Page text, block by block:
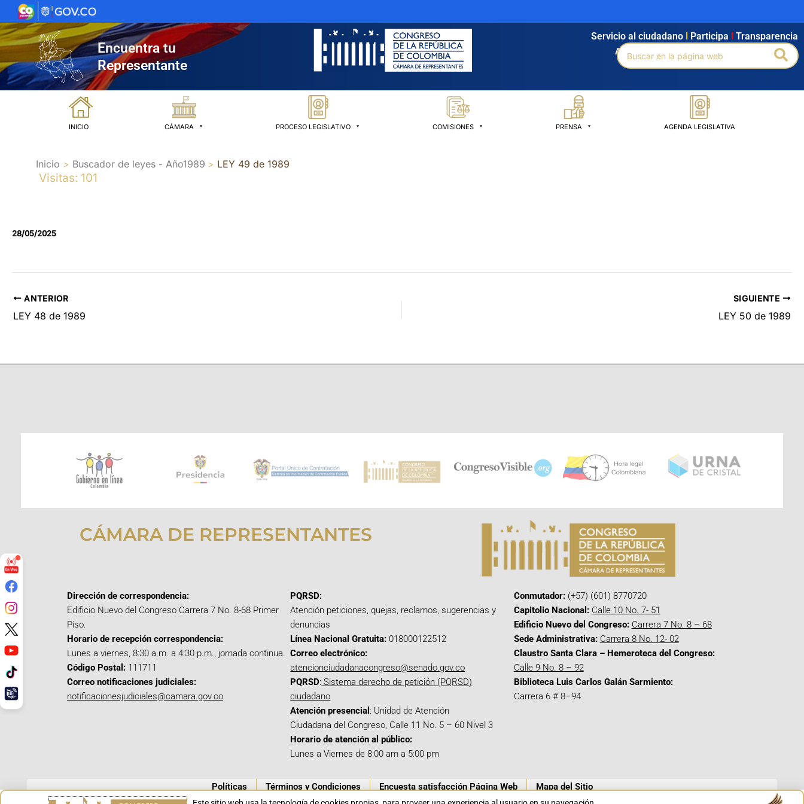
al
contenido
Encuentra tu
Representante
Agendamiento Intranet Búsqueda avanzada
Servicio al ciudadano Participa Transparencia
Buscar
por:
INICIO CÁMARA PROCESO LEGISLATIVO COMISIONES PRENSA AGENDA LEGISLATIVA
Inicio Buscador de leyes - Año1989 LEY 49 de 1989
Visitas: 101
28/05/2025
ANTERIOR
LEY 48 de 1989
SIGUIENTE
LEY 50 de 1989
CÁMARA DE REPRESENTANTES
Dirección de correspondencia:
Edificio Nuevo del Congreso Carrera 7 No. 8-68 Primer
Piso.
Horario de recepción correspondencia:
Lunes a viernes, 8:30 a.m. a 4:30 p.m., jornada continua.
Código Postal: 111711
Correo notificaciones judiciales:
notificacionesjudiciales@camara.gov.co
PQRSD:
Atención peticiones, quejas, reclamos, sugerencias y
denuncias
Línea Nacional Gratuita: 018000122512
Correo electrónico:
atencionciudadanacongreso@senado.gov.co
PQRSD: Sistema derecho de petición (PQRSD)
ciudadano
Atención presencial : Unidad de Atención
Ciudadana del Congreso, Calle 11 No. 5 – 60 Nivel 3
Horario de atención al público:
Lunes a Viernes de 8:00 am a 5:00 pm
Conmutador:(+57) (601) 8770720
Capitolio Nacional: Calle 10 No. 7- 51
Edificio Nuevo del Congreso: Carrera 7 No. 8 – 68
Sede Administrativa: Carrera 8 No. 12- 02
Claustro Santa Clara – Hemeroteca del Congreso:
Calle 9 No. 8 – 92
Biblioteca Luis Carlos Galán Sarmiento:
Carrera 6 # 8–94
Políticas Términos y Condiciones Encuesta satisfacción Página Web Mapa del Sitio